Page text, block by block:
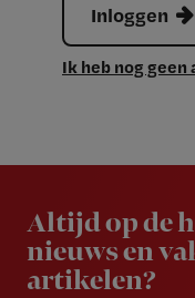
Inloggen
Ik heb nog
Altijd op de
nieuws en
artikelen?